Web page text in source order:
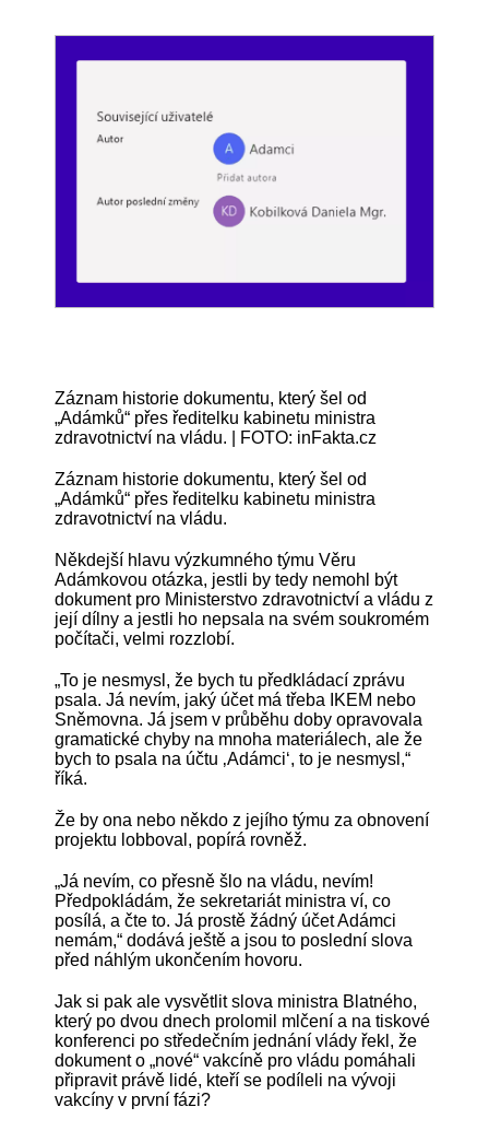
Záznam historie dokumentu, který šel od
„Adámků“ přes ředitelku kabinetu ministra
zdravotnictví na vládu. | FOTO: inFakta.cz
Záznam historie dokumentu, který šel od
„Adámků“ přes ředitelku kabinetu ministra
zdravotnictví na vládu.
Někdejší hlavu výzkumného týmu Věru
Adámkovou otázka, jestli by tedy nemohl být
dokument pro Ministerstvo zdravotnictví a vládu z
její dílny a jestli ho nepsala na svém soukromém
počítači, velmi rozzlobí.
„To je nesmysl, že bych tu předkládací zprávu
psala. Já nevím, jaký účet má třeba IKEM nebo
Sněmovna. Já jsem v průběhu doby opravovala
gramatické chyby na mnoha materiálech, ale že
bych to psala na účtu ‚Adámci‘, to je nesmysl,“
říká.
Že by ona nebo někdo z jejího týmu za obnovení
projektu lobboval, popírá rovněž.
„Já nevím, co přesně šlo na vládu, nevím!
Předpokládám, že sekretariát ministra ví, co
posílá, a čte to. Já prostě žádný účet Adámci
nemám,“ dodává ještě a jsou to poslední slova
před náhlým ukončením hovoru.
Jak si pak ale vysvětlit slova ministra Blatného,
který po dvou dnech prolomil mlčení a na tiskové
konferenci po středečním jednání vlády řekl, že
dokument o „nové“ vakcíně pro vládu pomáhali
připravit právě lidé, kteří se podíleli na vývoji
vakcíny v první fázi?